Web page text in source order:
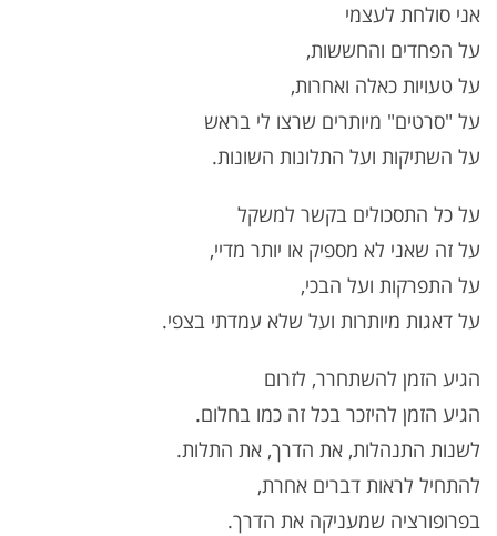
אני סולחת לעצמי
על הפחדים והחששות,
על טעויות כאלה ואחרות,
על "סרטים" מיותרים שרצו לי בראש
על השתיקות ועל התלונות השונות.
על כל התסכולים בקשר למשקל
על זה שאני לא מספיק או יותר מדיי,
על התפרקות ועל הבכי,
על דאגות מיותרות ועל שלא עמדתי בצפי.
הגיע הזמן להשתחרר, לזרום
הגיע הזמן להיזכר בכל זה כמו בחלום.
לשנות התנהלות, את הדרך, את התלות.
להתחיל לראות דברים אחרת,
בפרופורציה שמעניקה את הדרך.